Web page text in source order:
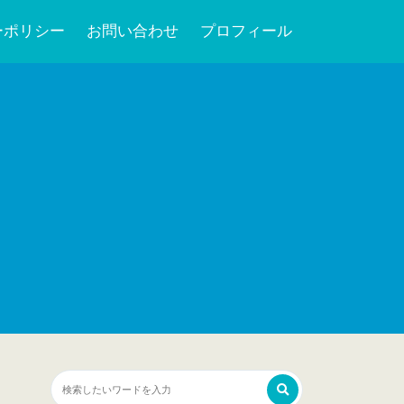
リシー お問い合わせ プロフィール